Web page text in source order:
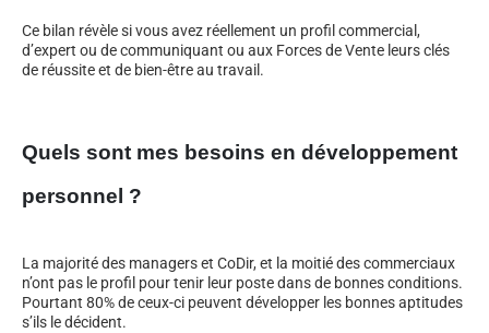
Ce bilan révèle si vous avez réellement un profil commercial,
d’expert ou de communiquant ou aux Forces de Vente leurs clés
de réussite et de bien-être au travail.
Quels sont mes besoins en développement
personnel ?
La majorité des managers et CoDir, et la moitié des commerciaux
n’ont pas le profil pour tenir leur poste dans de bonnes conditions.
Pourtant 80% de ceux-ci peuvent développer les bonnes aptitudes
s’ils le décident.